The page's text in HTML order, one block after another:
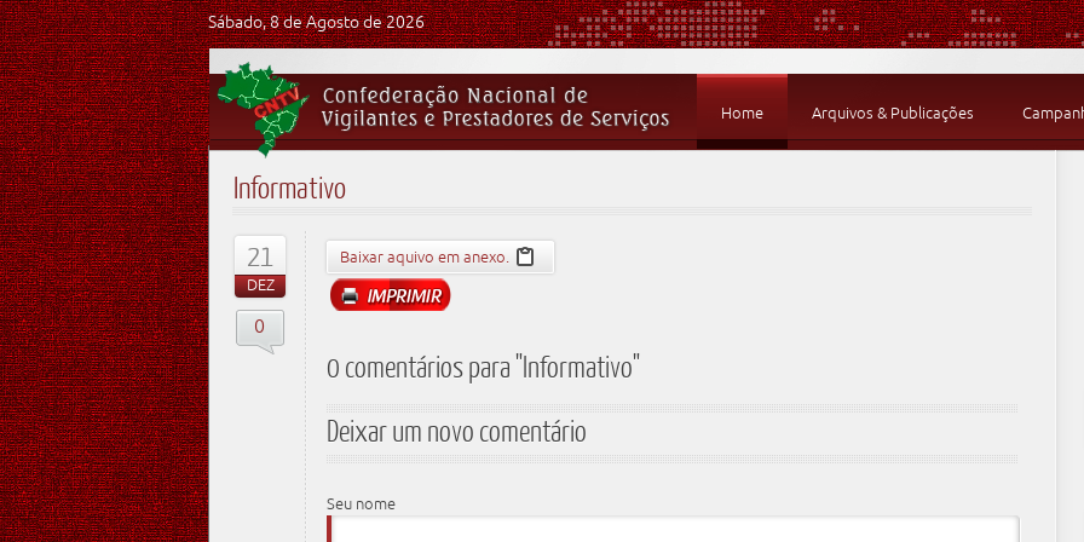
Sábado, 8 de Agosto de 2026
Home Arquivos & Publicações
Informativo
21
DEZ
0
Baixar aquivo em anexo.
0 comentários para "Informativo"
Deixar um novo comentário
Seu nome